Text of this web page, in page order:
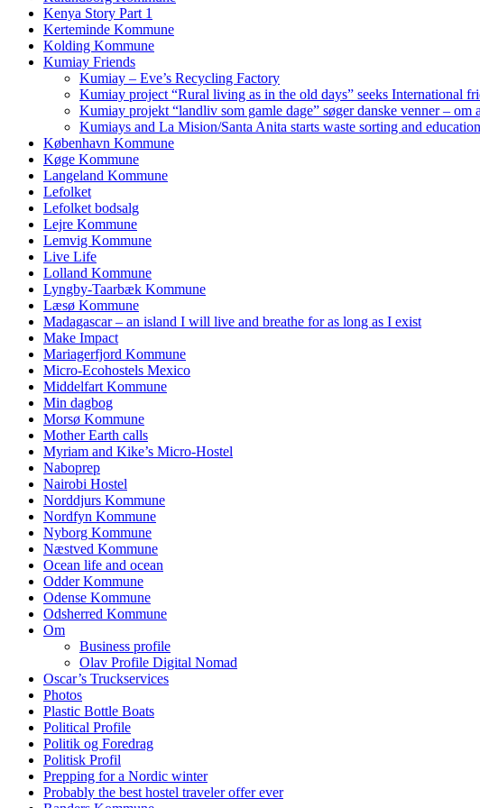
Kenya Story Part 1
Kerteminde Kommune
Kolding Kommune
Kumiay Friends
Kumiay – Eve’s Recycling Factory
Kumiay project “Rural living as in the old days” seeks International
Kumiay projekt “landliv som gamle dage” søger danske venner –
Kumiays and La Mision/Santa Anita starts waste sorting and
København Kommune
Køge Kommune
Langeland Kommune
Lefolket
Lefolket bodsalg
Lejre Kommune
Lemvig Kommune
Live Life
Lolland Kommune
Lyngby-Taarbæk Kommune
Læsø Kommune
Madagascar – an island I will live and breathe for as long as I exist
Make Impact
Mariagerfjord Kommune
Micro-Ecohostels Mexico
Middelfart Kommune
Min dagbog
Morsø Kommune
Mother Earth calls
Myriam and Kike’s Micro-Hostel
Naboprep
Nairobi Hostel
Norddjurs Kommune
Nordfyn Kommune
Nyborg Kommune
Næstved Kommune
Ocean life and ocean
Odder Kommune
Odense Kommune
Odsherred Kommune
Om
Business profile
Olav Profile Digital Nomad
Oscar’s Truckservices
Photos
Plastic Bottle Boats
Political Profile
Politik og Foredrag
Politisk Profil
Prepping for a Nordic winter
Probably the best hostel traveler offer ever